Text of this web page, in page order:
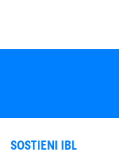
SOSTIENI IBL